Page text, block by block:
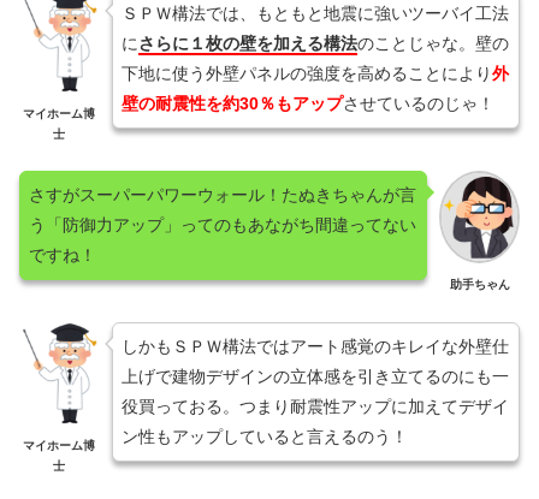
マイホーム博
士
ＳＰＷ構法では、もともと地震に強いツーバイ工法
にさらに１枚の壁を加える構法のことじゃな。壁の
下地に使う外壁パネルの強度を高めることにより外
壁の耐震性を約30％もアップさせているのじゃ！
助手ちゃん
さすがスーパーパワーウォール！たぬきちゃんが言
う「防御力アップ」ってのもあながち間違ってない
ですね！
マイホーム博
士
しかもＳＰＷ構法ではアート感覚のキレイな外壁仕
上げで建物デザインの立体感を引き立てるのにも一
役買っておる。つまり耐震性アップに加えてデザイ
ン性もアップしていると言えるのう！